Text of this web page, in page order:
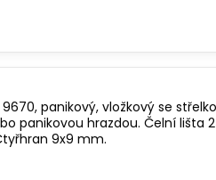
panikový, vložkový se
panikovou hrazdou. Čelní lišta
9x9 mm.